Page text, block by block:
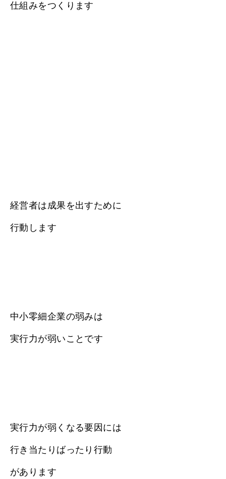
仕組みをつくります
経営者は成果を出すために
行動します
中小零細企業の弱みは
実行力が弱いことです
実行力が弱くなる要因には
行き当たりばったり行動
があります